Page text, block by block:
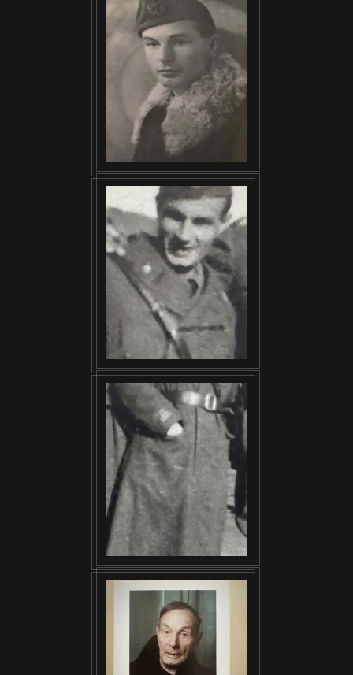
VISUALIZZA
VISUALIZZA
VISUALIZZA
VISUALIZZA